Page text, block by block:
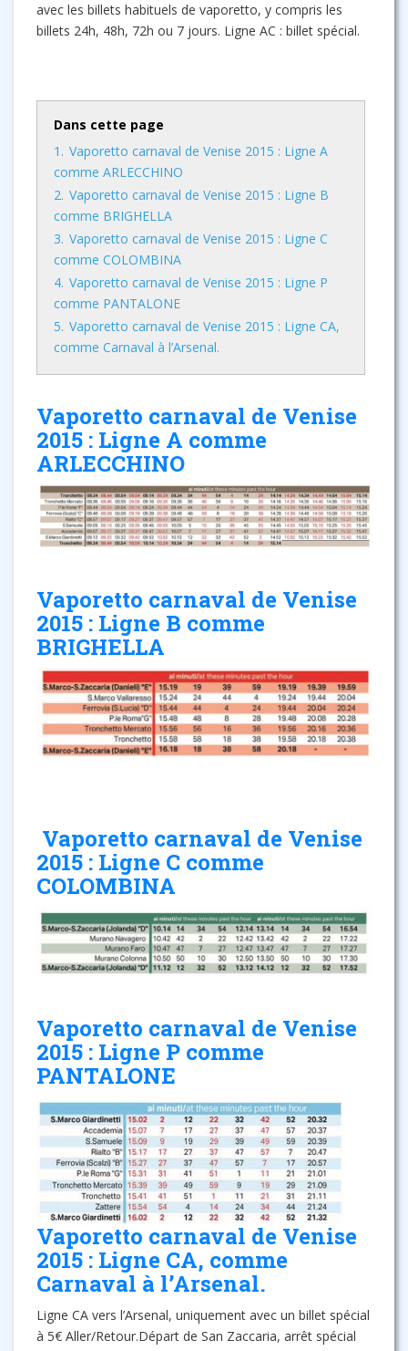
avec les billets habituels de vaporetto, y compris les
billets 24h, 48h, 72h ou 7 jours. Ligne AC : billet spécial.
Dans cette page
1. Vaporetto carnaval de Venise 2015 : Ligne A
comme ARLECCHINO
2. Vaporetto carnaval de Venise 2015 : Ligne B
comme BRIGHELLA
3. Vaporetto carnaval de Venise 2015 : Ligne C
comme COLOMBINA
4. Vaporetto carnaval de Venise 2015 : Ligne P
comme PANTALONE
5. Vaporetto carnaval de Venise 2015 : Ligne CA,
comme Carnaval à l’Arsenal.
Vaporetto carnaval de Venise
2015 : Ligne A comme
ARLECCHINO
Vaporetto carnaval de Venise
2015 : Ligne B comme
BRIGHELLA
Vaporetto carnaval de Venise
2015 : Ligne C comme
COLOMBINA
Vaporetto carnaval de Venise
2015 : Ligne P comme
PANTALONE
Vaporetto carnaval de Venise
2015 : Ligne CA, comme
Carnaval à l’Arsenal.
Ligne CA vers l’Arsenal, uniquement avec un billet spécial
à 5€ Aller/Retour.Départ de San Zaccaria, arrêt spécial